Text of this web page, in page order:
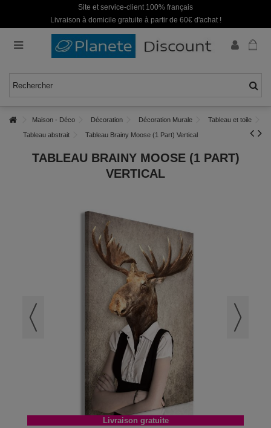
Site et service-client 100% français
Livraison à domicile gratuite à partir de 60€ d'achat !
Maison - Déco Décoration Décoration Murale Tableau et toile
Tableau abstrait Tableau Brainy Moose (1 Part) Vertical
TABLEAU BRAINY MOOSE (1 PART)
VERTICAL
Livraison gratuite